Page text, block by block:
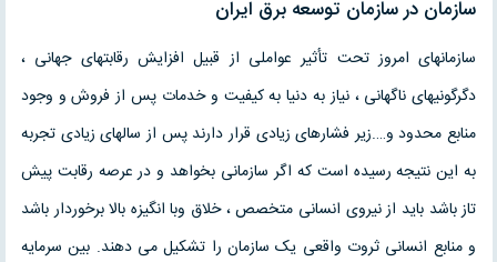
سازمان در سازمان توسعه برق ايران
سازمانهای امروز تحت تأثیر عواملی از قبیل افزایش رقابتهای جهانی ،
دگرگونیهای ناگهانی ، نیاز به دنیا به کیفیت و خدمات پس از فروش و وجود
منابع محدود و….زیر فشارهای زیادی قرار دارند پس از سالهای زیادی تجربه
به این نتیجه رسیده است که اگر سازمانی بخواهد و در عرصه رقابت پیش
تاز باشد باید از نیروی انسانی متخصص ، خلاق وبا انگیزه بالا برخوردار باشد
و منابع انسانی ثروت واقعی یک سازمان را تشکیل می دهند. بین سرمایه